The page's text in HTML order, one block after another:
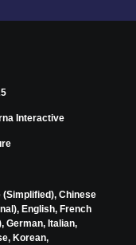
Interactive
(Simplified), Chinese
English, French
German, Italian,
Korean,